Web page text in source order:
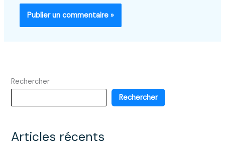
Rechercher
Rechercher
Articles récents